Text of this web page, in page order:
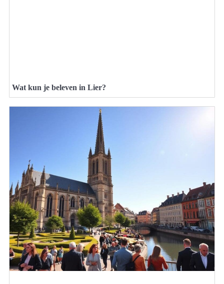
Wat kun je beleven in Lier?